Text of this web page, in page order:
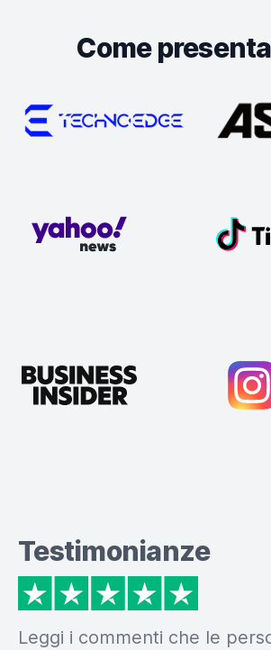
Come
Testimonianze
Leggi i commenti che le